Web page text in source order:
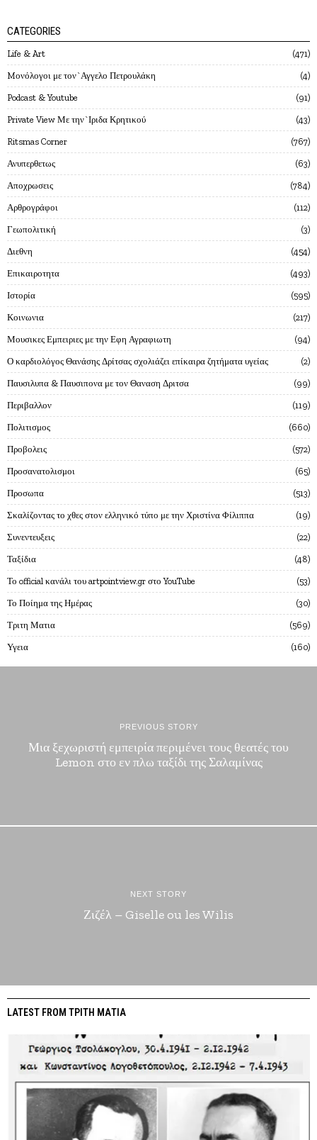
CATEGORIES
Life & Art 471
Mονόλογοι με τον`Αγγελο Πετρουλάκη 4
Podcast & Youtube 91
Private View Με την`Ιριδα Κρητικού 43
Ritsmas Corner 767
Ανυπερθετως 63
Αποχρωσεις 784
Αρθρογράφοι 112
Γεωπολιτική 3
Διεθνη 454
Επικαιροτητα 493
Ιστορία 595
Κοινωνια 217
Μουσικες Εμπειριες με την Εφη Αγραφιωτη 94
Ο καρδιολόγος Θανάσης Δρίτσας σχολιάζει επίκαιρα ζητήματα υγείας 2
Παυσιλυπα & Παυσιπονα με τον Θαναση Δριτσα 99
Περιβαλλον 119
Πολιτισμος 660
Προβολεις 572
Προσανατολισμοι 65
Προσωπα 513
Σκαλίζοντας το χθες στον ελληνικό τύπο με την Χριστίνα Φίλιππα 19
Συνεντευξεις 22
Ταξίδια 48
Το official κανάλι του artpointview.gr στο YouTube 53
Το Ποίημα της Ημέρας 30
Τριτη Ματια 569
Υγεια 160
PREVIOUS STORY
Μια ξεχωριστή εμπειρία περιμένει τους θεατές του
Lemon στο εν πλω ταξίδι της Σαλαμίνας
NEXT STORY
Ζιζέλ – Giselle ou les Wilis
LATEST FROM ΤΡΙΤΗ ΜΑΤΙΑ